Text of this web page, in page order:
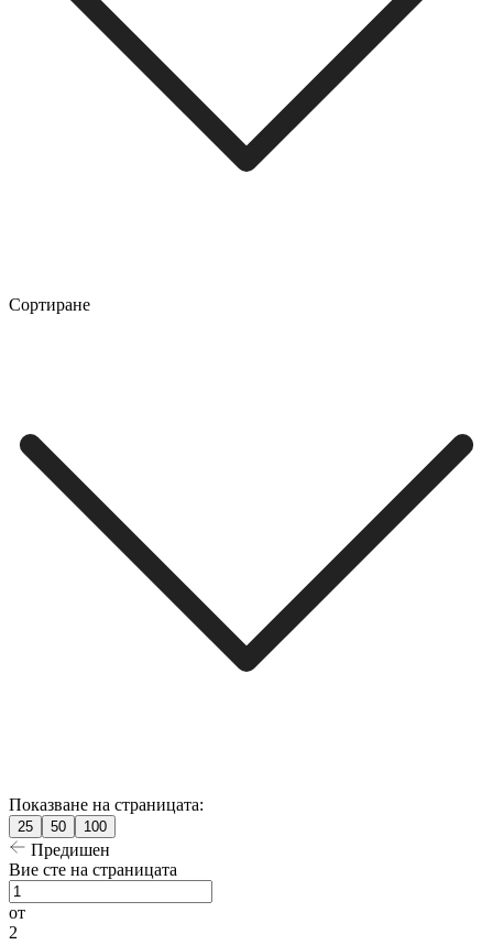
Сортиране
Показване на страницата:
25 50 100
Предишен
Вие сте на страницата
от
2